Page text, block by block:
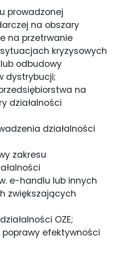
prowadzonej
na obszary
na przetrwanie
kryzysowych
odbudowy
dystrybucji;
na
działalności
działalności
zakresu
e-handlu lub innych
zwiększających
OZE;
efektywności